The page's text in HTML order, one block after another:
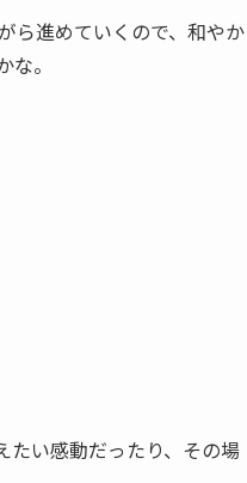
ら進めていくので、和やか
。
たい感動だったり、その場